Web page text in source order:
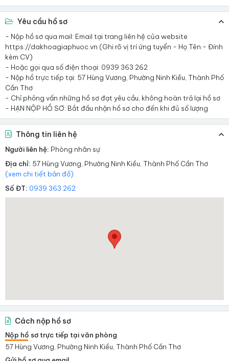
Yêu cầu hồ sơ
- Nộp hồ sơ qua mail: Email tại trang liên hệ của website
https://dakhoagiaphuoc.vn (Ghi rõ vị trí ứng tuyển - Họ Tên - Đính
kèm CV)
- Hoặc gọi qua số điện thoại: 0939 363 262
- Nộp hồ trực tiếp tại: 57 Hùng Vương, Phường Ninh Kiều, Thành Phố
Cần Thơ
- Chỉ phỏng vấn những hồ sơ đạt yêu cầu, không hoàn trả lại hồ sơ
- HẠN NỘP HỒ SƠ: Bắt đầu nhận hồ sơ cho đến khi đủ số lượng
Thông tin liên hệ
Người liên hệ: Phòng nhân sự
Địa chỉ: 57 Hùng Vương, Phường Ninh Kiều, Thành Phố Cần Thơ
(xem chi tiết bản đồ)
Số ĐT: 0939 363 262
Cách nộp hồ sơ
Nộp hồ sơ trực tiếp tại văn phòng
57 Hùng Vương, Phường Ninh Kiều, Thành Phố Cần Thơ